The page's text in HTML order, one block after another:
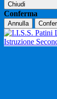
Chiudi
Conferma
Annulla
Istruzione